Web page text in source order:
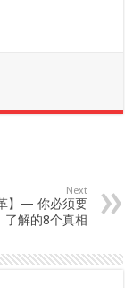
Next
】— 你必须要
了解的8个真相